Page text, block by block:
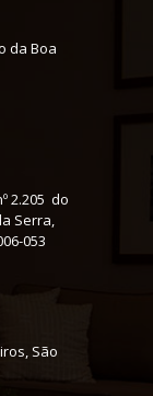
da Boa
2.205 do
Serra,
053
São